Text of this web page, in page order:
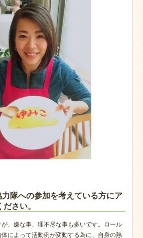
隊への参加を考えている方にア
ださい。
、嫌な事、理不尽な事も多いです。ロール
によって活動例が変動する為に、自身の熱